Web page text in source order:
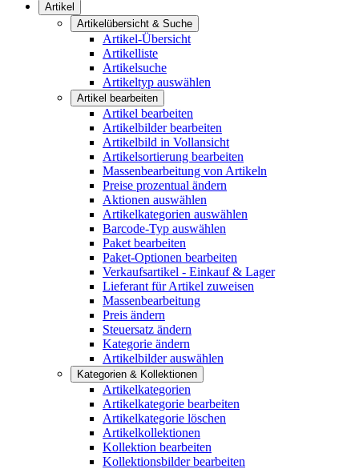
Artikel
Artikelübersicht & Suche
Artikel-Übersicht
Artikelliste
Artikelsuche
Artikeltyp auswählen
Artikel bearbeiten
Artikel bearbeiten
Artikelbilder bearbeiten
Artikelbild in Vollansicht
Artikelsortierung bearbeiten
Massenbearbeitung von Artikeln
Preise prozentual ändern
Aktionen auswählen
Artikelkategorien auswählen
Barcode-Typ auswählen
Paket bearbeiten
Paket-Optionen bearbeiten
Verkaufsartikel - Einkauf & Lager
Lieferant für Artikel zuweisen
Massenbearbeitung
Preis ändern
Steuersatz ändern
Kategorie ändern
Artikelbilder auswählen
Kategorien & Kollektionen
Artikelkategorien
Artikelkategorie bearbeiten
Artikelkategorie löschen
Artikelkollektionen
Kollektion bearbeiten
Kollektionsbilder bearbeiten